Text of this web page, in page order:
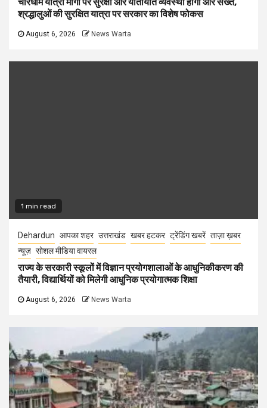
श्रद्धालुओं की सुरक्षित यात्रा पर सरकार का विशेष फोकस
August 6, 2026 News Warta
1 min read
Dehardun आपका शहर उत्तराखंड खबर हटकर ट्रेंडिंग खबरें ताज़ा ख़बर
न्यूज़ सोशल मीडिया वायरल
राज्य के सरकारी स्कूलों में विज्ञान प्रयोगशालाओं के आधुनिकीकरण की
तैयारी, विद्यार्थियों को मिलेगी आधुनिक प्रयोगात्मक शिक्षा
August 6, 2026 News Warta